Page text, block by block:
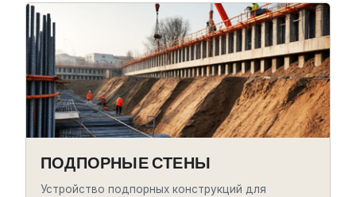
ПОДПОРНЫЕ СТЕНЫ
Устройство подпорных конструкций для